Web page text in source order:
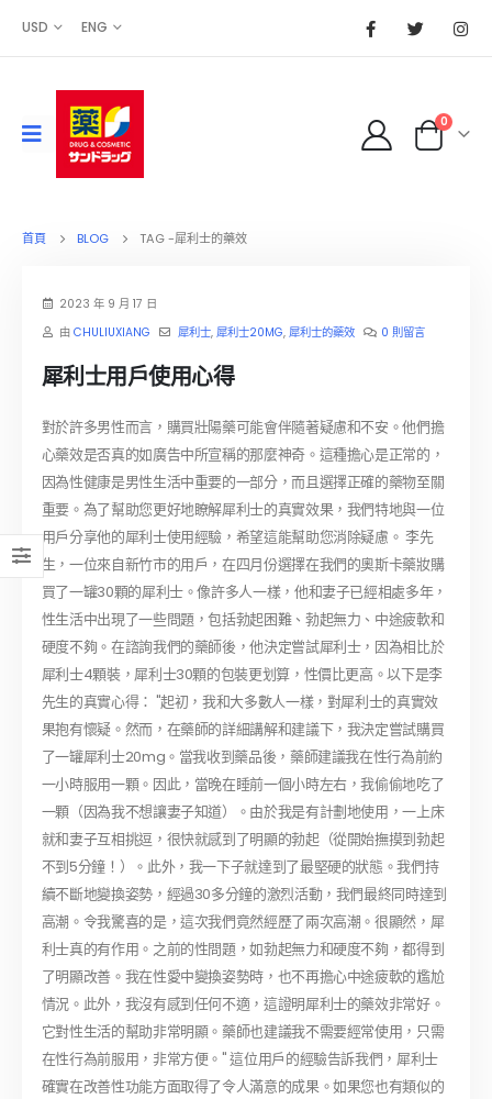
USD ENG
0
首頁 BLOG TAG -犀利士的藥效
2023 年 9 月 17 日
由CHULIUXIANG 犀利士, 犀利士20MG, 犀利士的藥效 0 則留言
犀利士用戶使用心得
對於許多男性而言，購買壯陽藥可能會伴隨著疑慮和不安。他們擔
心藥效是否真的如廣告中所宣稱的那麼神奇。這種擔心是正常的，
因為性健康是男性生活中重要的一部分，而且選擇正確的藥物至關
重要。為了幫助您更好地瞭解犀利士的真實效果，我們特地與一位
用戶分享他的犀利士使用經驗，希望這能幫助您消除疑慮。 李先
生，一位來自新竹市的用戶，在四月份選擇在我們的奧斯卡藥妝購
買了一罐30顆的犀利士。像許多人一樣，他和妻子已經相處多年，
性生活中出現了一些問題，包括勃起困難、勃起無力、中途疲軟和
硬度不夠。在諮詢我們的藥師後，他決定嘗試犀利士，因為相比於
犀利士4顆裝，犀利士30顆的包裝更划算，性價比更高。以下是李
先生的真實心得： "起初，我和大多數人一樣，對犀利士的真實效
果抱有懷疑。然而，在藥師的詳細講解和建議下，我決定嘗試購買
了一罐犀利士20mg。當我收到藥品後，藥師建議我在性行為前約
一小時服用一顆。因此，當晚在睡前一個小時左右，我偷偷地吃了
一顆（因為我不想讓妻子知道）。由於我是有計劃地使用，一上床
就和妻子互相挑逗，很快就感到了明顯的勃起（從開始撫摸到勃起
不到5分鐘！）。此外，我一下子就達到了最堅硬的狀態。我們持
續不斷地變換姿勢，經過30多分鐘的激烈活動，我們最終同時達到
高潮。令我驚喜的是，這次我們竟然經歷了兩次高潮。很顯然，犀
利士真的有作用。之前的性問題，如勃起無力和硬度不夠，都得到
了明顯改善。我在性愛中變換姿勢時，也不再擔心中途疲軟的尷尬
情況。此外，我沒有感到任何不適，這證明犀利士的藥效非常好。
它對性生活的幫助非常明顯。藥師也建議我不需要經常使用，只需
在性行為前服用，非常方便。" 這位用戶的經驗告訴我們，犀利士
確實在改善性功能方面取得了令人滿意的成果。如果您也有類似的